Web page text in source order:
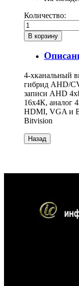
Количество:
4-хканальный
гибрид AHD/
записи AHD
16x4К, аналог
HDMI, VGA и
Bitvision